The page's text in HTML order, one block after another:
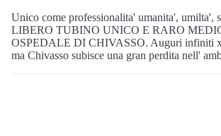
Unico come professionalita' umanita', umilta',
LIBERO TUBINO UNICO E RARO
OSPEDALE DI CHIVASSO. Auguri infiniti x
ma Chivasso subisce una gran perdita nell'